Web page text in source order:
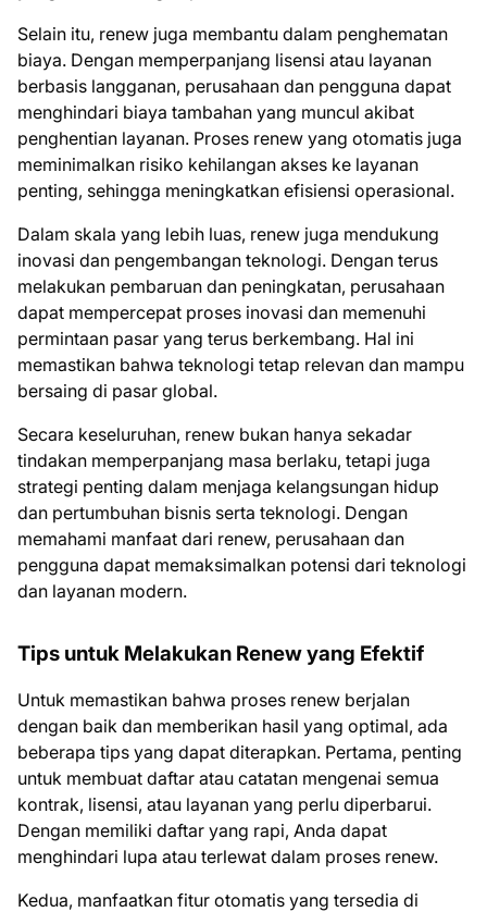
Selain itu, renew juga membantu dalam penghematan
biaya. Dengan memperpanjang lisensi atau layanan
berbasis langganan, perusahaan dan pengguna dapat
menghindari biaya tambahan yang muncul akibat
penghentian layanan. Proses renew yang otomatis juga
meminimalkan risiko kehilangan akses ke layanan
penting, sehingga meningkatkan efisiensi operasional.
Dalam skala yang lebih luas, renew juga mendukung
inovasi dan pengembangan teknologi. Dengan terus
melakukan pembaruan dan peningkatan, perusahaan
dapat mempercepat proses inovasi dan memenuhi
permintaan pasar yang terus berkembang. Hal ini
memastikan bahwa teknologi tetap relevan dan mampu
bersaing di pasar global.
Secara keseluruhan, renew bukan hanya sekadar
tindakan memperpanjang masa berlaku, tetapi juga
strategi penting dalam menjaga kelangsungan hidup
dan pertumbuhan bisnis serta teknologi. Dengan
memahami manfaat dari renew, perusahaan dan
pengguna dapat memaksimalkan potensi dari teknologi
dan layanan modern.
Tips untuk Melakukan Renew yang Efektif
Untuk memastikan bahwa proses renew berjalan
dengan baik dan memberikan hasil yang optimal, ada
beberapa tips yang dapat diterapkan. Pertama, penting
untuk membuat daftar atau catatan mengenai semua
kontrak, lisensi, atau layanan yang perlu diperbarui.
Dengan memiliki daftar yang rapi, Anda dapat
menghindari lupa atau terlewat dalam proses renew.
Kedua, manfaatkan fitur otomatis yang tersedia di